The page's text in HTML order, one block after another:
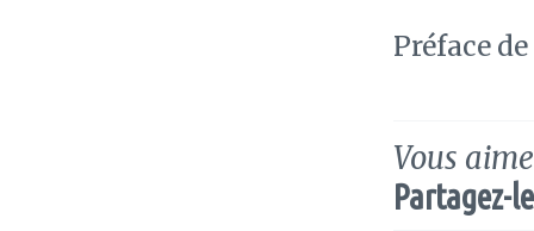
Préface de
Vous
Partagez-